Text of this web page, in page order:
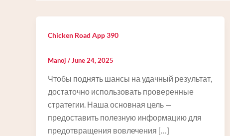
Chicken Road App 390
Manoj /June 24, 2025
Чтобы поднять шансы на удачный результат,
достаточно использовать проверенные
стратегии. Наша основная цель —
предоставить полезную информацию для
предотвращения вовлечения […]